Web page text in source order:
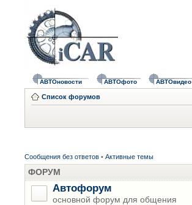
АВТОновости АВТОфото АВТОвидео
Список форумов
Сообщения без ответов • Активные темы
ФОРУМ
Автофорум
основной форум для общения